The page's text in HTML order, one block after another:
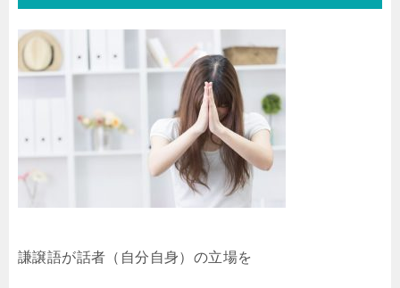
謙譲語が話者（自分自身）の立場を